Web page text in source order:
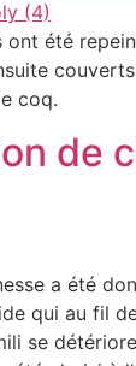
ont été
coq.
de
a été
qui au fil
se